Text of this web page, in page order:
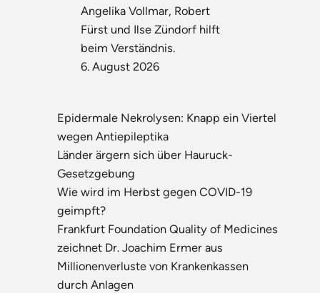
Angelika Vollmar, Robert
Fürst und Ilse Zündorf hilft
beim Verständnis.
6. August 2026
Epidermale Nekrolysen: Knapp ein Viertel
wegen Antiepileptika
Länder ärgern sich über Hauruck-
Gesetzgebung
Wie wird im Herbst gegen COVID-19
geimpft?
Frankfurt Foundation Quality of Medicines
zeichnet Dr. Joachim Ermer aus
Millionenverluste von Krankenkassen
durch Anlagen